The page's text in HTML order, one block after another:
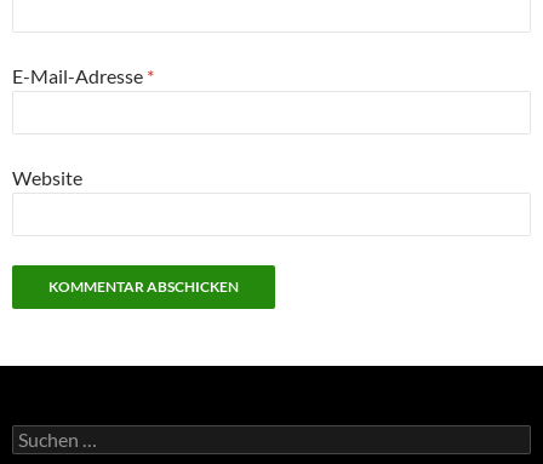
E-Mail-Adresse *
Website
Suchen
nach: